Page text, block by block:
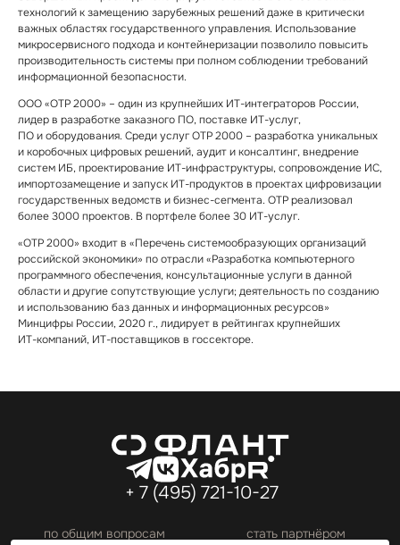
технологий к замещению зарубежных решений даже в критически
важных областях государственного управления. Использование
микросервисного подхода и контейнеризации позволило повысить
производительность системы при полном соблюдении требований
информационной безопасности.
ООО «ОТР 2000» – один из крупнейших ИТ⁠-⁠интеграторов России,
лидер в разработке заказного ПО, поставке ИТ⁠-⁠услуг,
ПО и оборудования. Среди услуг ОТР 2000 – разработка уникальных
и коробочных цифровых решений, аудит и консалтинг, внедрение
систем ИБ, проектирование ИТ⁠-⁠инфраструктуры, сопровождение ИС,
импортозамещение и запуск ИТ⁠-⁠продуктов в проектах цифровизации
государственных ведомств и бизнес⁠-⁠сегмента. ОТР реализовал
более 3000 проектов. В портфеле более 30 ИТ⁠-⁠услуг.
«ОТР 2000» входит в «Перечень системообразующих организаций
российской экономики» по отрасли «Разработка компьютерного
программного обеспечения, консультационные услуги в данной
области и другие сопутствующие услуги; деятельность по созданию
и использованию баз данных и информационных ресурсов»
Минцифры России, 2020 г., лидирует в рейтингах крупнейших
ИТ⁠-⁠компаний, ИТ⁠-⁠поставщиков в госсекторе.
по общим вопросам cтать партнёром
+ 7 (495) 721⁠-⁠10⁠-⁠27